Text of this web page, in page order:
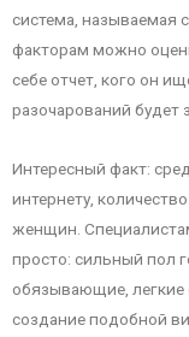
система, называемая
факторам можно
себе отчет, кого он
разочарований будет
Интересный факт:
интернету,
женщин.
просто: сильный пол
обязывающие,
создание подобной